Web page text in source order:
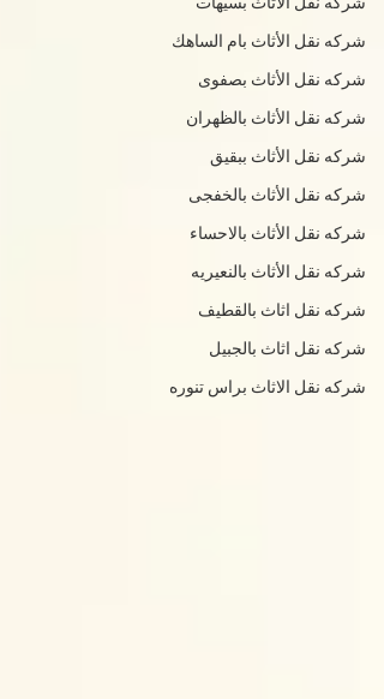
شركه نقل الأثاث بام الساهك
شركه نقل الأثاث بصفوى
شركه نقل الأثاث بالظهران
شركه نقل الأثاث ببقيق
شركه نقل الأثاث بالخفجى
شركه نقل الأثاث بالاحساء
شركه نقل الأثاث بالنعيريه
شركه نقل اثاث بالقطيف
شركه نقل اثاث بالجبيل
شركه نقل الاثاث براس تنوره